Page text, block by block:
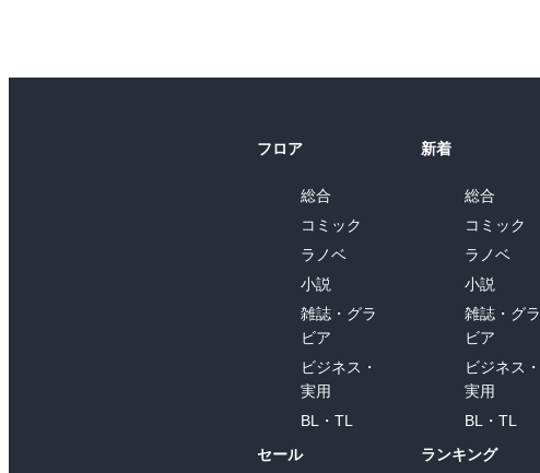
フロア
総合
コミック
ラノベ
小説
雑誌・グラ
ビア
ビジネス・
実用
BL・TL
セール
新着
総合
コミック
ラノベ
小説
雑誌・グラ
ビア
ビジネス・
実用
BL・TL
ランキング